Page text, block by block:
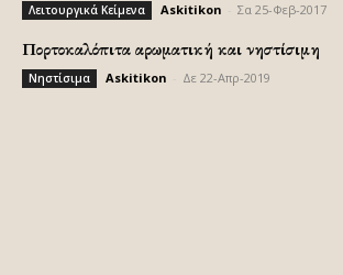
Λειτουργικά Κείμενα Askitikon Σα 25-Φεβ-2017
Πορτοκαλόπιτα αρωματική και νηστίσιμη
Νηστίσιμα Askitikon Δε 22-Απρ-2019